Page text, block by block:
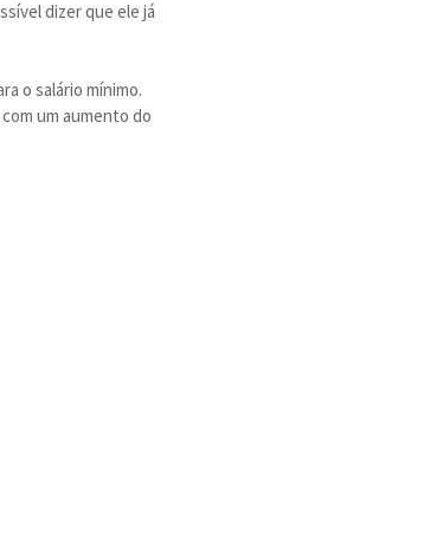
dizer que ele já
o salário mínimo.
um aumento do